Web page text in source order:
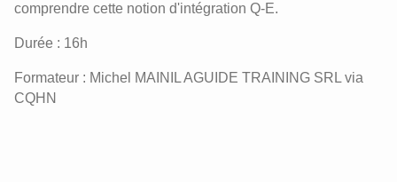
comprendre cette notion d'intégration Q-E.
Durée : 16h
Formateur : Michel MAINIL AGUIDE TRAINING SRL via
CQHN